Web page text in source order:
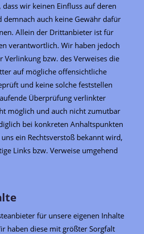
wir keinen Einfluss auf deren
demnach auch keine Gewähr dafür
Allein der Drittanbieter ist für
verantwortlich. Wir haben jedoch
Verlinkung bzw. des Verweises die
auf mögliche offensichtliche
und keine solche feststellen
Überprüfung verlinkter
möglich und auch nicht zumutbar
bei konkreten Anhaltspunkten
ein Rechtsverstoß bekannt wird,
Links bzw. Verweise umgehend
für unsere eigenen Inhalte
haben diese mit größter Sorgfalt